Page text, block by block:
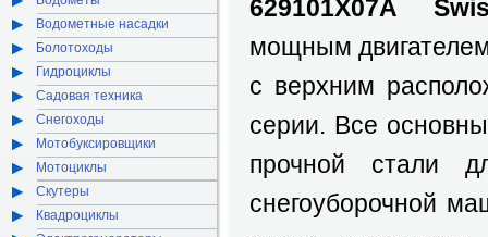
629101X07A
мощным
с верхним
серии. Все
прочной стали
снегоуборочной
Водометные насадки
Болотоходы
Гидроциклы
Садовая техника
Снегоходы
Мотобуксировщики
Мотоциклы
Скутеры
Квадроциклы